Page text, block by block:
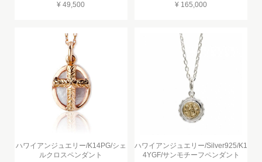
¥ 49,500 ¥ 165,000
ハワイアンジュエリー/K14PG/シェ
ルクロスペンダント
ハワイアンジュエリー/Silver925/K1
4YGF/サンモチーフペンダント